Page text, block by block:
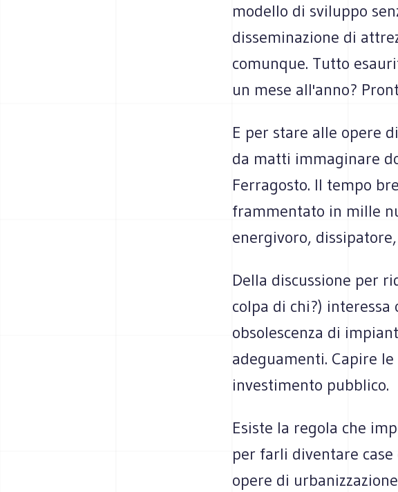
modello di sviluppo
disseminazione di
comunque. Tutto
un mese all'anno?
E per stare alle opere
da matti immaginare
Ferragosto. Il tempo
frammentato in mille
energivoro, dissipatore,
Della discussione per
colpa di chi?)
obsolescenza di
adeguamenti. Capire
investimento pubblico.
Esiste la regola che
per farli diventare
opere di